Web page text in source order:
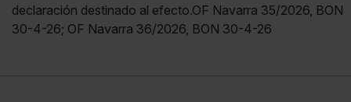
declaración destinado al efecto.OF Navarra 35/2026, BON
30-4-26; OF Navarra 36/2026, BON 30-4-26